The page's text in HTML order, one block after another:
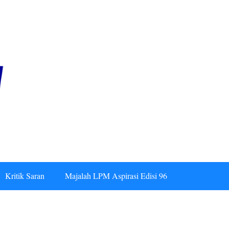
Kritik Saran Majalah LPM Aspirasi Edisi 96